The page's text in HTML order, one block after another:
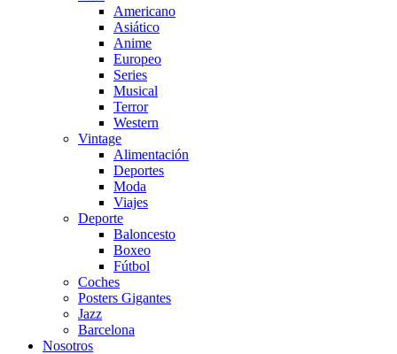
Americano
Asiático
Anime
Europeo
Series
Musical
Terror
Western
Vintage
Alimentación
Deportes
Moda
Viajes
Deporte
Baloncesto
Boxeo
Fútbol
Coches
Posters Gigantes
Jazz
Barcelona
Nosotros